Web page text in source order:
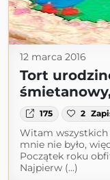
12 marca 2016
Tort
175 2
Witam
mnie nie było,
Początek roku
Najpierw (...)